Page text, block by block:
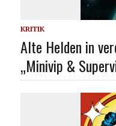
KRITIK
Alte Helden in
„Minivip &